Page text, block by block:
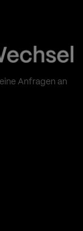
Anfragen an